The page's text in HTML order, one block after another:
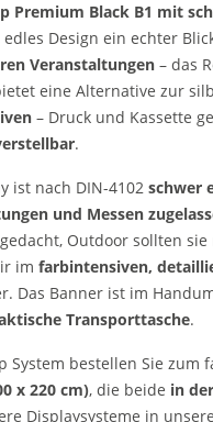
Premium Black B1 mit
Design ein echter
Veranstaltungen – das
eine Alternative zur
– Druck und Kassette
.
ist nach DIN-4102 schwer
und Messen
Outdoor sollten
im farbintensiven,
Das Banner ist im
Transporttasche.
System bestellen Sie
x 220 cm), die beide in
Displaysysteme in